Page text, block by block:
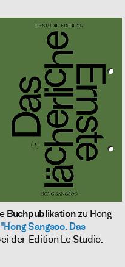
Buchpublikationzu Hong
"Hong Sangsoo. Das
der Edition Le Studio.